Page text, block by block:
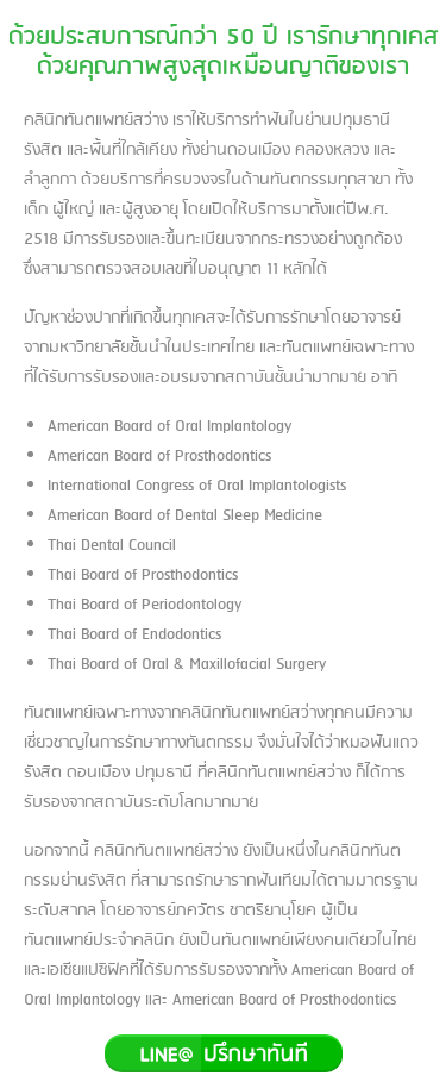
ด้วยประสบการณ์กว่า 50 ปี เรารักษาทุกเคส
ด้วยคุณภาพสูงสุดเหมือนญาติของเรา
คลินิกทันตแพทย์สว่าง เราให้บริการทำฟันในย่านปทุมธานี
รังสิต และพื้นที่ใกล้เคียง ทั้งย่านดอนเมือง คลองหลวง และ
ลำลูกกา ด้วยบริการที่ครบวงจรในด้านทันตกรรมทุกสาขา ทั้ง
เด็ก ผู้ใหญ่ และผู้สูงอายุ โดยเปิดให้บริการมาตั้งแต่ปีพ.ศ.
2518 มีการรับรองและขึ้นทะเบียนจากกระทรวงอย่างถูกต้อง
ซึ่งสามารถตรวจสอบเลขที่ใบอนุญาต 11 หลักได้
ปัญหาช่องปากที่เกิดขึ้นทุกเคสจะได้รับการรักษาโดยอาจารย์
จากมหาวิทยาลัยชั้นนำในประเทศไทย และทันตแพทย์เฉพาะทาง
ที่ได้รับการรับรองและอบรมจากสถาบันชั้นนำมากมาย อาทิ
American Board of Oral Implantology
American Board of Prosthodontics
International Congress of Oral Implantologists
American Board of Dental Sleep Medicine
Thai Dental Council
Thai Board of Prosthodontics
Thai Board of Periodontology
Thai Board of Endodontics
Thai Board of Oral & Maxillofacial Surgery
ทันตแพทย์เฉพาะทางจากคลินิกทันตแพทย์สว่างทุกคนมีความ
เชี่ยวชาญในการรักษาทางทันตกรรม จึงมั่นใจได้ว่าหมอฟันแถว
รังสิต ดอนเมือง ปทุมธานี ที่คลินิกทันตแพทย์สว่าง ก็ได้การ
รับรองจากสถาบันระดับโลกมากมาย
นอกจากนี้ คลินิกทันตแพทย์สว่าง ยังเป็นหนึ่งในคลินิกทันต
กรรมย่านรังสิต ที่สามารถรักษารากฟันเทียมได้ตามมาตรฐาน
ระดับสากล โดยอาจารย์ภควัตร ชาตริยานุโยค ผู้เป็น
ทันตแพทย์ประจำคลินิก ยังเป็นทันตแพทย์เพียงคนเดียวในไทย
และเอเชียแปซิฟิคที่ได้รับการรับรองจากทั้ง American Board of
Oral Implantology และ American Board of Prosthodontics